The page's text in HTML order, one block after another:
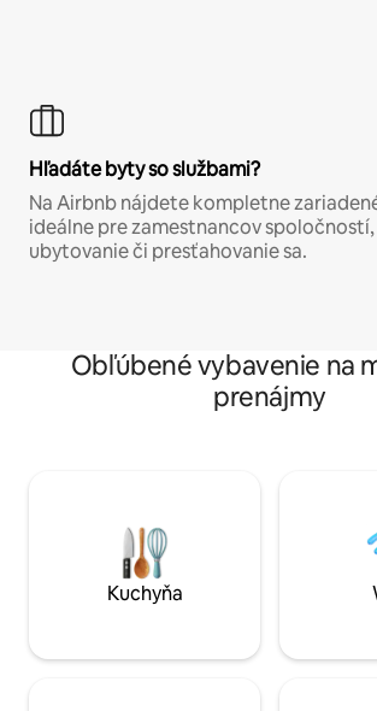
Hľadáte byty so službami?
Na Airbnb nájdete kompletne
ideálne pre zamestnancov
ubytovanie či presťahovanie sa.
Obľúbené vybavenie na
prenájmy
Kuchyňa